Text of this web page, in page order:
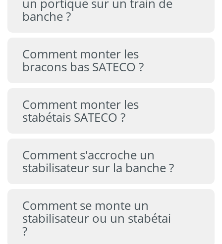
banche ?
Comment monter les
bracons bas SATECO ?
Comment monter les
stabétais SATECO ?
Comment s'accroche un
stabilisateur sur la banche ?
Comment se monte un
stabilisateur ou un stabétai
?